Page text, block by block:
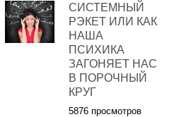
СИСТЕМНЫЙ
РЭКЕТ ИЛИ КАК
НАША
ПСИХИКА
ЗАГОНЯЕТ НАС
В ПОРОЧНЫЙ
КРУГ
5876 просмотров